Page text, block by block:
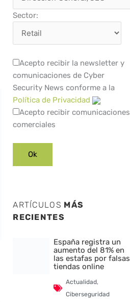
Sector:
Acepto recibir la newsletter y
comunicaciones de Cyber
Security News conforme a la
Política de Privacidad
Acepto recibir comunicaciones
comerciales
ARTÍCULOS MÁS
RECIENTES
España registra un
aumento del 81% en
las estafas por falsas
tiendas online
Actualidad,
Ciberseguridad